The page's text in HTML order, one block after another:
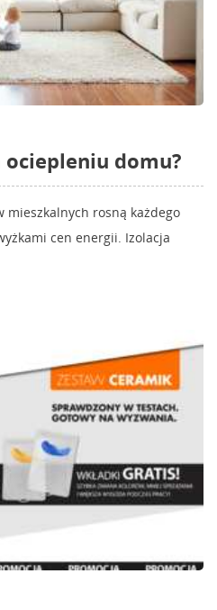
ociepleniu domu?
mieszkalnych rosną każdego
cen energii. Izolacja